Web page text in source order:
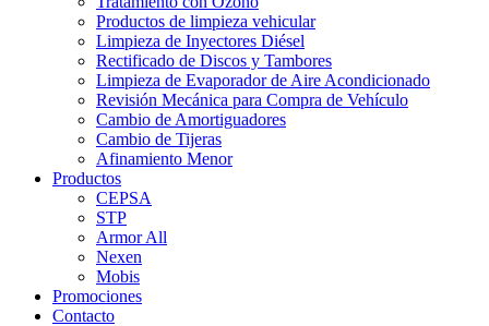
Productos de limpieza vehicular
Limpieza de Inyectores Diésel
Rectificado de Discos y Tambores
Limpieza de Evaporador de Aire Acondicionado
Revisión Mecánica para Compra de Vehículo
Cambio de Amortiguadores
Cambio de Tijeras
Afinamiento Menor
Productos
CEPSA
STP
Armor All
Nexen
Mobis
Promociones
Contacto